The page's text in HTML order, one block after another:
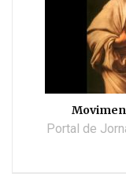
Portal de